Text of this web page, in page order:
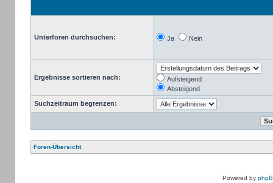
Unterforen durchsuchen: Ja Nein
Ergebnisse sortieren nach:
Aufsteigend
Absteigend
Suchzeitraum begrenzen:
Foren-Übersicht
Powered by